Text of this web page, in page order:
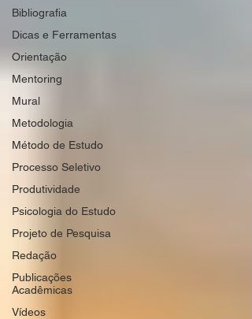
Bibliografia
Dicas e Ferramentas
Orientação
Mentoring
Mural
Metodologia
Método de Estudo
Processo Seletivo
Produtividade
Psicologia do Estudo
Projeto de Pesquisa
Redação
Publicações
Acadêmicas
Vídeos